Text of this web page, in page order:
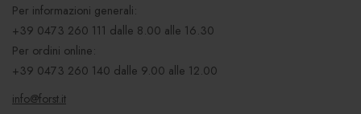
Per informazioni generali:
+39 0473 260 111 dalle 8.00 alle 16.30
Per ordini online:
+39 0473 260 140 dalle 9.00 alle 12.00
info@forst.it